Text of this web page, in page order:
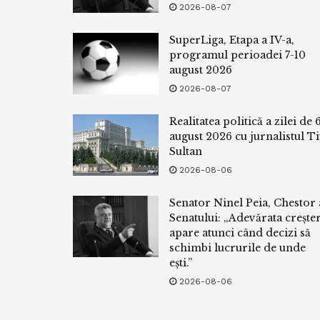
2026-08-07
SuperLiga, Etapa a IV-a,
programul perioadei 7-10
august 2026
2026-08-07
Realitatea politică a zilei de 6
august 2026 cu jurnalistul
Sultan
2026-08-06
Senator Ninel Peia, Chestor
Senatului: „Adevărata
apare atunci când decizi să
schimbi lucrurile de unde
ești.”
2026-08-06